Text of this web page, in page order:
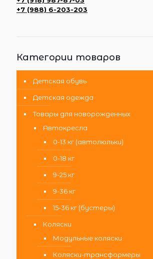
+7 (988) 6-203-203
Категории товаров
Детская обувь
Детская одежда
Товары для новорожденных
Автокресла
0-13 кг (автолюльки)
0-18 кг
9-25 кг
9-36 кг
15-36 кг (бустеры)
Коляски
Модульные коляски
Коляски-трансформеры